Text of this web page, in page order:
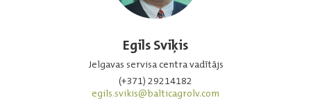
Egils Sviķis
Jelgavas servisa centra vadītājs
(+371) 29214182
egils.svikis@balticagrolv.com